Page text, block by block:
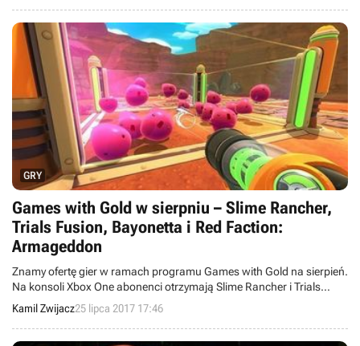
GRY
Games with Gold w sierpniu – Slime Rancher,
Trials Fusion, Bayonetta i Red Faction:
Armageddon
Znamy ofertę gier w ramach programu Games with Gold na sierpień.
Na konsoli Xbox One abonenci otrzymają Slime Rancher i Trials
Fusion, a na Xboksie 360 Bayonettę i Red Faction: Armageddon
(dostępne też na XOne poprzez wsteczną kompatybilność).
Kamil Zwijacz25 lipca 2017 17:46